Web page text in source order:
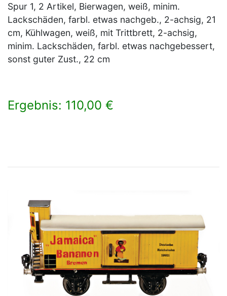
Spur 1, 2 Artikel, Bierwagen, weiß, minim.
Lackschäden, farbl. etwas nachgeb., 2-achsig, 21
cm, Kühlwagen, weiß, mit Trittbrett, 2-achsig,
minim. Lackschäden, farbl. etwas nachgebessert,
sonst guter Zust., 22 cm
Ergebnis: 110,00 €